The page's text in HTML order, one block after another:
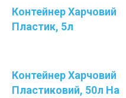
Контейнер Харчовий
Пластик, 5л
Контейнер Харчовий
Пластиковий, 50л На